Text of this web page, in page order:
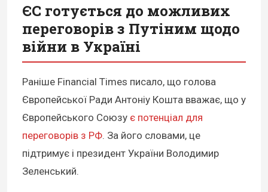
ЄС готується до можливих
переговорів з Путіним щодо
війни в Україні
Раніше Financial Times писало, що голова
Європейської Ради Антоніу Кошта вважає, що у
Європейського Союзу є потенціал для
переговорів з РФ. За його словами, це
підтримує і президент України Володимир
Зеленський.